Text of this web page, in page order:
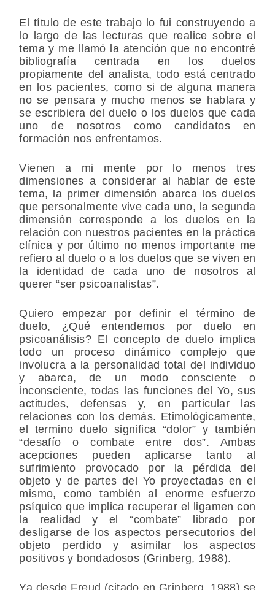
El título de este trabajo lo fui construyendo a
lo largo de las lecturas que realice sobre el
tema y me llamó la atención que no encontré
bibliografía centrada en los duelos
propiamente del analista, todo está centrado
en los pacientes, como si de alguna manera
no se pensara y mucho menos se hablara y
se escribiera del duelo o los duelos que cada
uno de nosotros como candidatos en
formación nos enfrentamos.
Vienen a mi mente por lo menos tres
dimensiones a considerar al hablar de este
tema, la primer dimensión abarca los duelos
que personalmente vive cada uno, la segunda
dimensión corresponde a los duelos en la
relación con nuestros pacientes en la práctica
clínica y por último no menos importante me
refiero al duelo o a los duelos que se viven en
la identidad de cada uno de nosotros al
querer “ser psicoanalistas”.
Quiero empezar por definir el término de
duelo, ¿Qué entendemos por duelo en
psicoanálisis? El concepto de duelo implica
todo un proceso dinámico complejo que
involucra a la personalidad total del individuo
y abarca, de un modo consciente o
inconsciente, todas las funciones del Yo, sus
actitudes, defensas y, en particular las
relaciones con los demás. Etimológicamente,
el termino duelo significa “dolor” y también
“desafío o combate entre dos”. Ambas
acepciones pueden aplicarse tanto al
sufrimiento provocado por la pérdida del
objeto y de partes del Yo proyectadas en el
mismo, como también al enorme esfuerzo
psíquico que implica recuperar el ligamen con
la realidad y el “combate” librado por
desligarse de los aspectos persecutorios del
objeto perdido y asimilar los aspectos
positivos y bondadosos (Grinberg, 1988).
Ya desde Freud (citado en Grinberg, 1988) se